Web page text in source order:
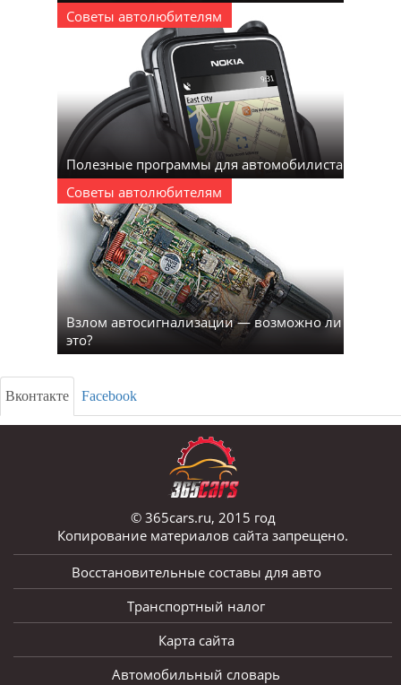
Советы автолюбителям
Полезные программы для автомобилиста
Советы автолюбителям
Взлом автосигнализации — возможно ли
это?
Вконтакте Facebook
© 365cars.ru, 2015 год
Копирование материалов сайта запрещено.
Восстановительные составы для авто
Транспортный налог
Карта сайта
Автомобильный словарь